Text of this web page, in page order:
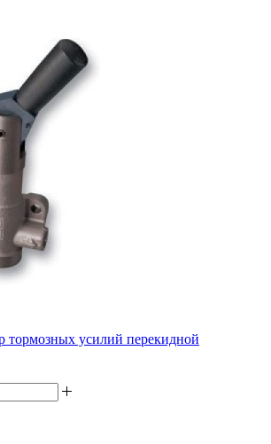
тормозных усилий перекидной